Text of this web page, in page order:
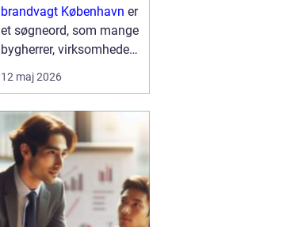
brandvagt København er
et søgneord, som mange
bygherrer, virksomheder
og arrangører søger på,
når de skal sikre arbejde
større events i
hovedstadsområdet.
Brandvagter...
12 maj 2026